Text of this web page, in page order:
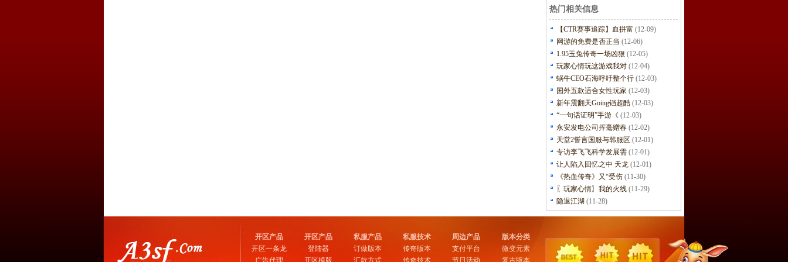
热门相关信息
【CTR赛事追踪】血拼富 (12-09)
网游的免费是否正当 (12-06)
1.95玉兔传奇一场凶狠 (12-05)
玩家心情玩这游戏我对 (12-04)
蜗牛CEO石海呼吁整个行 (12-03)
国外五款适合女性玩家 (12-03)
新年震翻天Going铛超酷 (12-03)
“一句话证明”手游《 (12-03)
永安发电公司挥毫赠春 (12-02)
天堂2誓言国服与韩服区 (12-01)
专访李飞飞科学发展需 (12-01)
让人陷入回忆之中 天龙 (12-01)
《热血传奇》又“受伤 (11-30)
〖玩家心情〗我的火线 (11-29)
隐退江湖 (11-28)
开区产品
开区一条龙
广告代理
开区产品
登陆器
开区模版
私服产品
订做版本
汇款方式
私服技术
传奇版本
传奇技术
周边产品
支付平台
节日活动
版本分类
微变元素
复古版本